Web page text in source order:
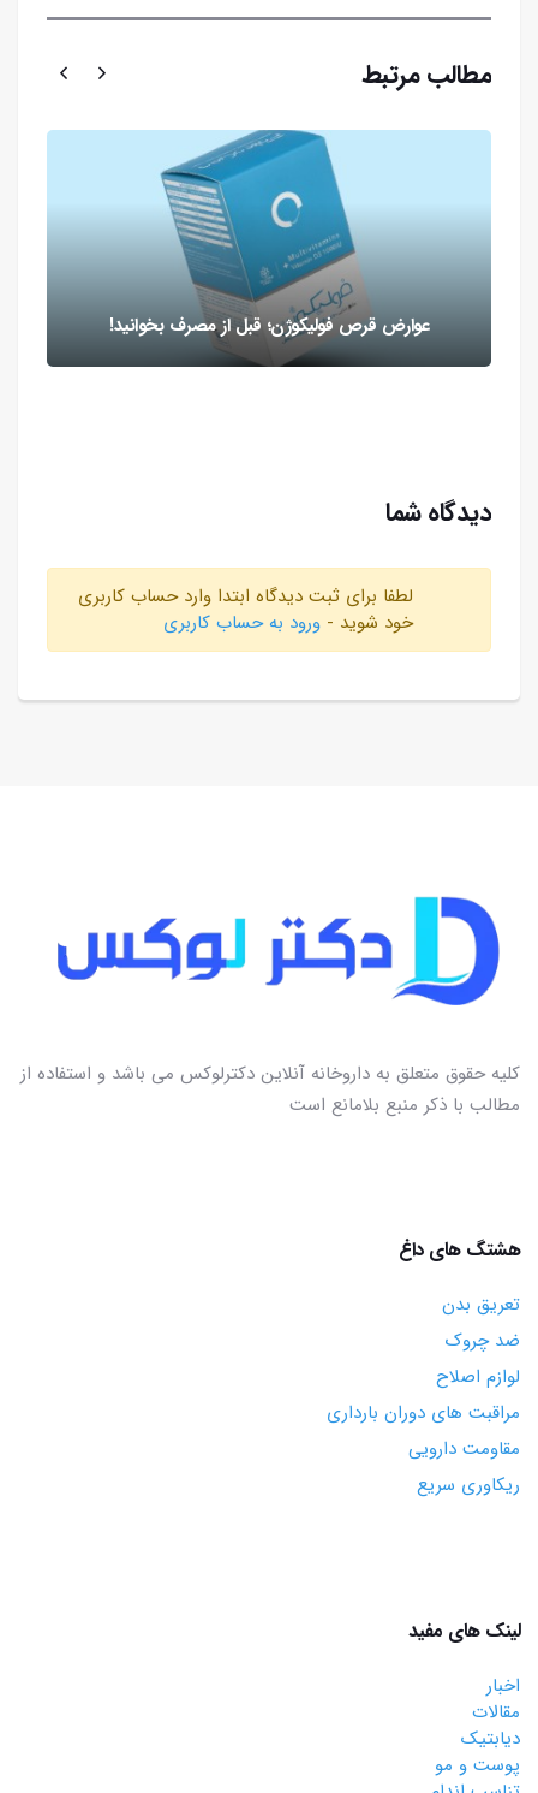
مطالب مرتبط
عوارض قرص فولیکوژن؛ قبل از مصرف بخوانید!
دیدگاه شما
لطفا برای ثبت دیدگاه ابتدا وارد حساب کاربری
خود شوید - ورود به حساب کاربری
کلیه حقوق متعلق به داروخانه آنلاین دکترلوکس می باشد و استفاده از
مطالب با ذکر منبع بلامانع است
هشتگ های داغ
تعریق بدن
ضد چروک
لوازم اصلاح
مراقبت های دوران بارداری
مقاومت دارویی
ریکاوری سریع
لینک های مفید
اخبار
مقالات
دیابتیک
پوست و مو